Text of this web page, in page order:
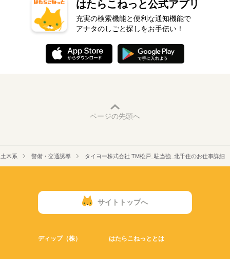
はたらこねっと公式アプリ
充実の検索機能と便利な通知機能で
アナタのしごと探しをお手伝い！
ページの先頭へ
木系 警備・交通誘導 タイヨー株式会社 TM松戸_駐当強_北千住のお仕事詳細
サイトトップへ
ディップ（株） はたらこねっととは